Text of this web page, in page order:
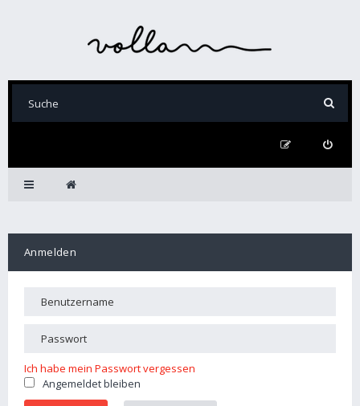
Anmelden
Ich habe mein Passwort vergessen
Angemeldet bleiben